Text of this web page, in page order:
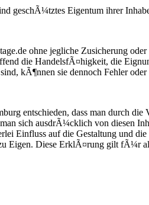
geschÃ¼tztes Eigentum ihrer
ohne jegliche Zusicherung
die HandelsfÃ¤higkeit, die
kÃ¶nnen sie dennoch Fehler
entschieden, dass man durch
sich ausdrÃ¼cklich von diesen
Einfluss auf die Gestaltung und
Eigen. Diese ErklÃ¤rung gilt fÃ¼r